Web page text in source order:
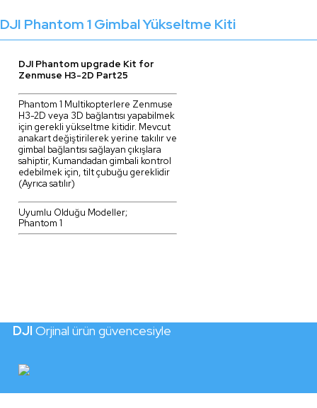
DJI Phantom 1 Gimbal Yükseltme Kiti
DJI Phantom upgrade Kit for
Zenmuse H3-2D Part25
Phantom 1 Multikopterlere Zenmuse
H3-2D veya 3D bağlantısı yapabilmek
için gerekli yükseltme kitidir. Mevcut
anakart değiştirilerek yerine takılır ve
gimbal bağlantısı sağlayan çıkışlara
sahiptir, Kumandadan gimbali kontrol
edebilmek için, tilt çubuğu gereklidir
(Ayrıca satılır)
Uyumlu Olduğu Modeller;
Phantom 1
DJI Orjinal ürün güvencesiyle